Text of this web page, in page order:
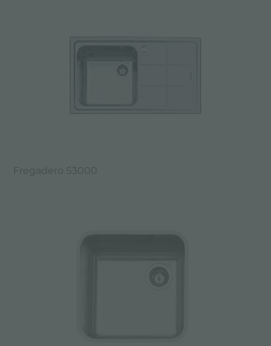
Fregadero S3000